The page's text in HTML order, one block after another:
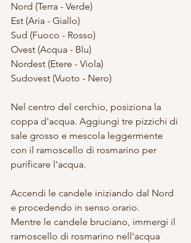
Nord (Terra - Verde)
Est (Aria - Giallo)
Sud (Fuoco - Rosso)
Ovest (Acqua - Blu)
Nordest (Etere - Viola)
Sudovest (Vuoto - Nero)
Nel centro del cerchio, posiziona la
coppa d'acqua. Aggiungi tre pizzichi di
sale grosso e mescola leggermente
con il ramoscello di rosmarino per
purificare l'acqua.
Accendi le candele iniziando dal Nord
e procedendo in senso orario.
Mentre le candele bruciano, immergi il
ramoscello di rosmarino nell'acqua